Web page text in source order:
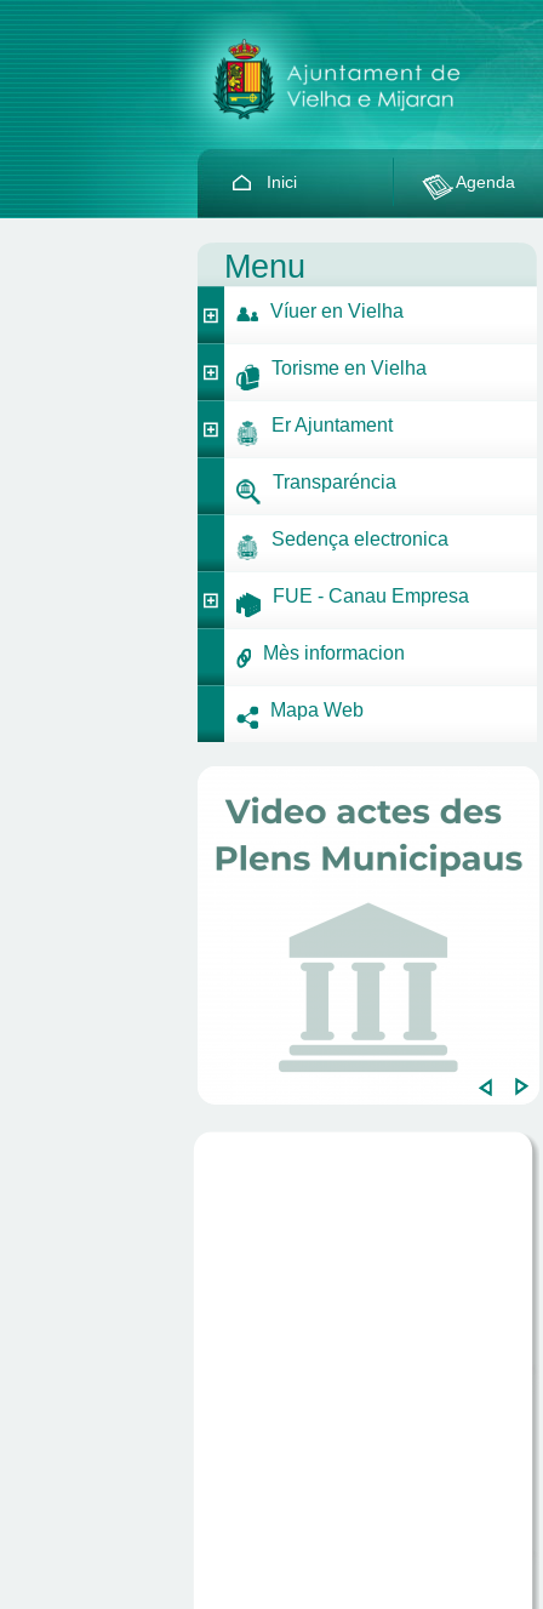
Inici Agenda
Menu
Víuer en Vielha
Torisme en Vielha
Er Ajuntament
Transparéncia
Sedença electronica
FUE - Canau Empresa
Mès informacion
Mapa Web